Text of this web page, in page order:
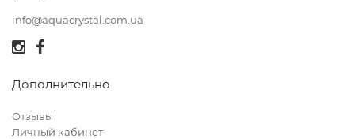
info@aquacrystal.com.ua
Дополнительно
Отзывы
Личный кабинет